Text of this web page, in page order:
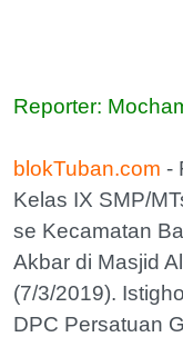
Reporter:
blokTuban.com -
Kelas IX SMP/
se Kecamatan
Akbar di Masjid
(7/3/2019).
DPC Persatuan